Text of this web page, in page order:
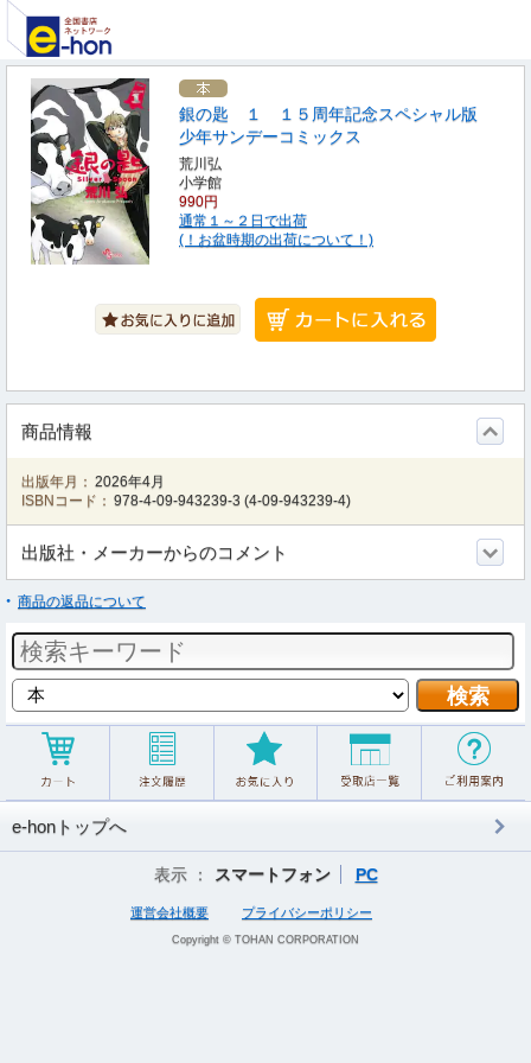
銀の匙 １ １５周年記念スペシャル版
少年サンデーコミックス
荒川弘
小学館
990円
通常１～２日で出荷
(！お盆時期の出荷について！)
商品情報
出版年月： 2026年4月
ISBNコード： 978-4-09-943239-3 (4-09-943239-4)
出版社・メーカーからのコメント
商品の返品について
e-honトップへ
表示 ： スマートフォン PC
運営会社概要 プライバシーポリシー
Copyright © TOHAN CORPORATION